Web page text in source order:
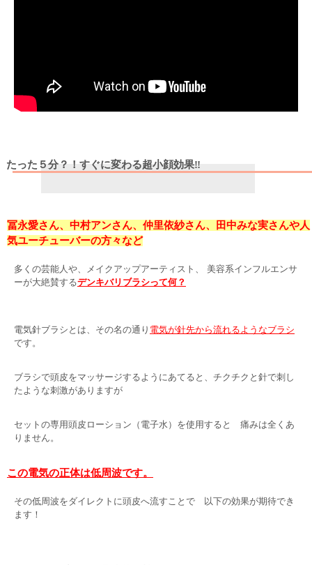
たった５分？！すぐに変わる超小顔効果‼
冨永愛さん、中村アンさん、 仲里依紗さん、田中みな実さんや人
気ユーチューバーの方々など
多くの芸能人や、メイクアップアーティスト、 美容系インフルエンサ
ーが大絶賛するデンキバリブラシって何？
電気針ブラシとは、その名の通り 電気が針先から流れるようなブラシ
です。
ブラシで頭皮をマッサージするようにあてると、チクチクと針で刺し
たような刺激がありますが
セットの専用頭皮ローション（電子水）を使用すると 痛みは全くあ
りません。
この電気の正体は低周波です。
その低周波をダイレクトに頭皮へ流すことで 以下の効果が期待でき
ます！